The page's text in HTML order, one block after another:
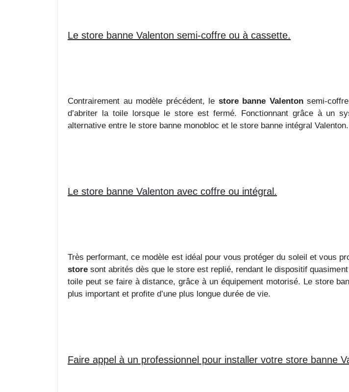
Le store banne Valenton semi-coffre ou à cassette.
Contrairement au modèle précédent, le store banne Valentonsemi-coffre
d’abriter la toile lorsque le store est fermé. Fonctionnant grâce à un
alternative entre le store banne monobloc et le store banne intégral Valenton.
Le store banne Valenton avec coffre ou intégral.
Très performant, ce modèle est idéal pour vous protéger du soleil et vous
store sont abrités dès que le store est replié, rendant le dispositif
toile peut se faire à distance, grâce à un équipement motorisé. Le store
plus important et profite d’une plus longue durée de vie.
Faire appel à un professionnel pour installer votre store banne